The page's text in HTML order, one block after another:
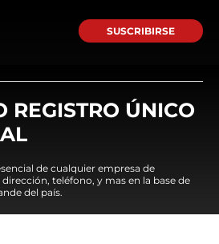
SUSCRIBIRSE
REGISTRO ÚNICO
de cualquier empresa de
teléfono, y mas en la base de
del país.